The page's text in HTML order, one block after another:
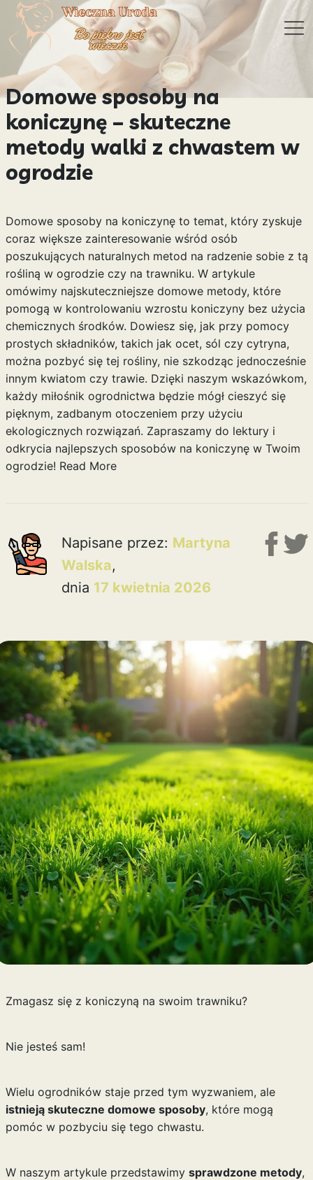
Domowe sposoby na
koniczynę – skuteczne
metody walki z chwastem w
ogrodzie
Domowe sposoby na koniczynę to temat, który zyskuje
coraz większe zainteresowanie wśród osób
poszukujących naturalnych metod na radzenie sobie z tą
rośliną w ogrodzie czy na trawniku. W artykule
omówimy najskuteczniejsze domowe metody, które
pomogą w kontrolowaniu wzrostu koniczyny bez użycia
chemicznych środków. Dowiesz się, jak przy pomocy
prostych składników, takich jak ocet, sól czy cytryna,
można pozbyć się tej rośliny, nie szkodząc jednocześnie
innym kwiatom czy trawie. Dzięki naszym wskazówkom,
każdy miłośnik ogrodnictwa będzie mógł cieszyć się
pięknym, zadbanym otoczeniem przy użyciu
ekologicznych rozwiązań. Zapraszamy do lektury i
odkrycia najlepszych sposobów na koniczynę w Twoim
ogrodzie! Read More
Napisane przez: Martyna
Walska,
dnia 17 kwietnia 2026
Zmagasz się z koniczyną na swoim trawniku?
Nie jesteś sam!
Wielu ogrodników staje przed tym wyzwaniem, ale
istnieją skuteczne domowe sposoby, które mogą
pomóc w pozbyciu się tego chwastu.
W naszym artykule przedstawimy sprawdzone metody,